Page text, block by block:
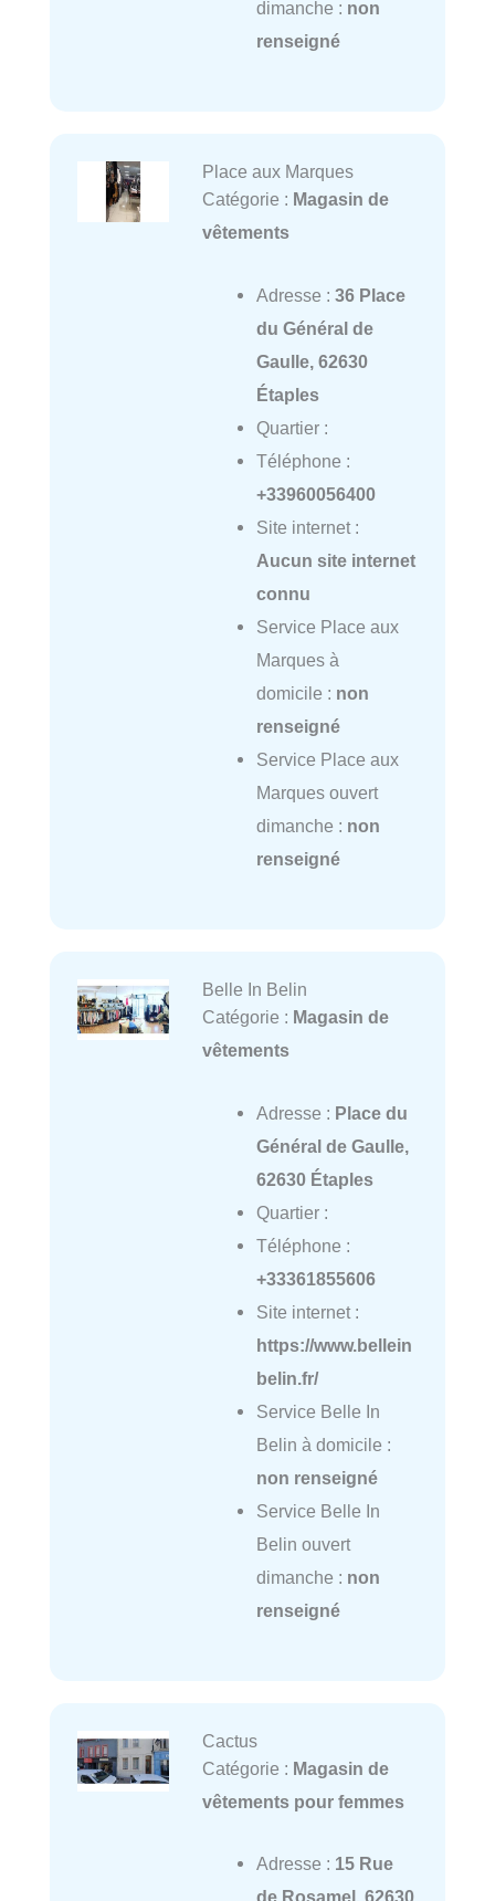
dimanche : non
renseigné
Place aux Marques
Catégorie : Magasin de
vêtements
Adresse : 36 Place
du Général de
Gaulle, 62630
Étaples
Quartier :
Téléphone :
+33960056400
Site internet :
Aucun site internet
connu
Service Place aux
Marques à
domicile : non
renseigné
Service Place aux
Marques ouvert
dimanche : non
renseigné
Belle In Belin
Catégorie : Magasin de
vêtements
Adresse : Place du
Général de Gaulle,
62630 Étaples
Quartier :
Téléphone :
+33361855606
Site internet :
https://www.bellein
belin.fr/
Service Belle In
Belin à domicile :
non renseigné
Service Belle In
Belin ouvert
dimanche : non
renseigné
Cactus
Catégorie : Magasin de
vêtements pour femmes
Adresse : 15 Rue
de Rosamel, 62630